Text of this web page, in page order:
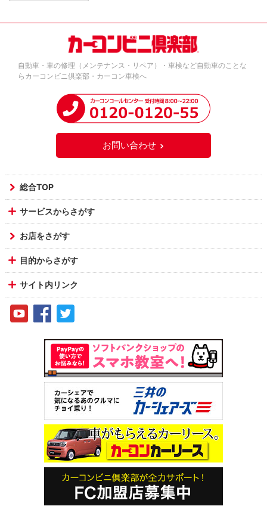
自動車・車の修理（メンテナンス・リペア）・車検など自動車のことな
らカーコンビニ倶楽部・カーコン車検へ
お問い合わせ
総合TOP
サービスからさがす
お店をさがす
目的からさがす
サイト内リンク